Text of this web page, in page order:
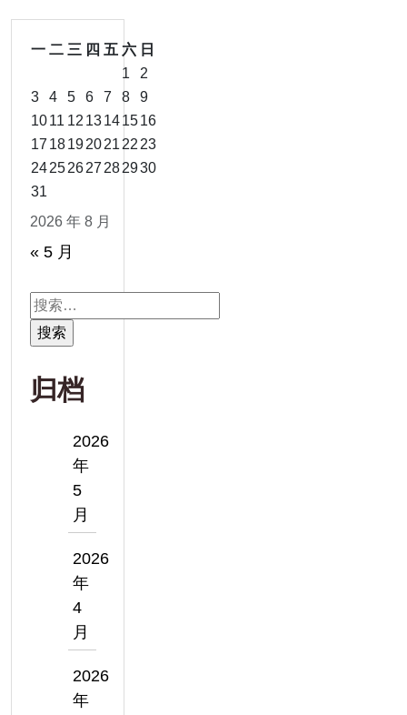
2026 年 8 月
一 二 三 四 五 六 日
1
2
3
4 5 6 7 8
9
1011 12 13141516
17 18192021 22 23
24252627 282930
31
« 5 月
搜
索：
归档
2026
年
5
月
2026
年
4
月
2026
年